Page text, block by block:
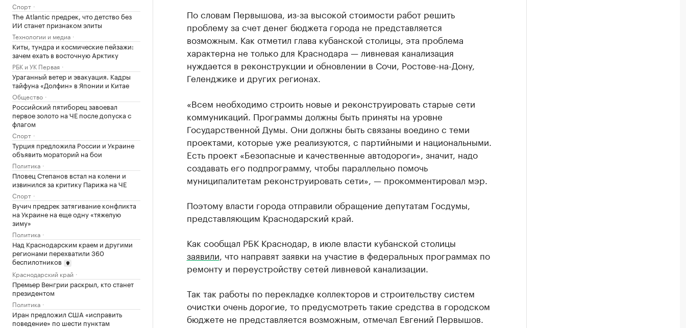
Спорт
The Atlantic предрек, что детство без
ИИ станет признаком элиты
Технологии и медиа
Киты, тундра и космические пейзажи:
зачем ехать в восточную Арктику
РБК и УК Первая
Ураганный ветер и эвакуация. Кадры
тайфуна «Долфин» в Японии и Китае
Общество
Российский пятиборец завоевал
первое золото на ЧЕ после допуска с
флагом
Спорт
Турция предложила России и Украине
объявить мораторий на бои
Политика
Пловец Степанов встал на колени и
извинился за критику Парижа на ЧЕ
Спорт
Вучич предрек затягивание конфликта
на Украине на еще одну «тяжелую
зиму»
Политика
Над Краснодарским краем и другими
регионами перехватили 360
беспилотников
Краснодарский край
Премьер Венгрии раскрыл, кто станет
президентом
Политика
Иран предложил США «исправить
поведение» по шести пунктам
По словам Первышова, из-за высокой стоимости работ решить
проблему за счет денег бюджета города не представляется
возможным. Как отметил глава кубанской столицы, эта проблема
характерна не только для Краснодара — ливневая канализация
нуждается в реконструкции и обновлении в Сочи, Ростове-на-Дону,
Геленджике и других регионах.
«Всем необходимо строить новые и реконструировать старые сети
коммуникаций. Программы должны быть приняты на уровне
Государственной Думы. Они должны быть связаны воедино с теми
проектами, которые уже реализуются, с партийными и национальными.
Есть проект «Безопасные и качественные автодороги», значит, надо
создавать его подпрограмму, чтобы параллельно помочь
муниципалитетам реконструировать сети», — прокомментировал мэр.
Поэтому власти города отправили обращение депутатам Госдумы,
представляющим Краснодарский край.
Как сообщал РБК Краснодар, в июле власти кубанской столицы
заявили , что направят заявки на участие в федеральных программах по
ремонту и переустройству сетей ливневой канализации.
Так так работы по перекладке коллекторов и строительству систем
очистки очень дорогие, то предусмотреть такие средства в городском
бюджете не представляется возможным, отмечал Евгений Первышов.